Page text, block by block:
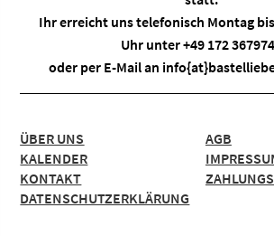
Ihr erreicht uns telefonisch Montag
Uhr unter +49 172
oder per E-Mail an
ÜBER UNS
KALENDER
KONTAKT
DATENSCHUTZERKLÄRUNG
AGB